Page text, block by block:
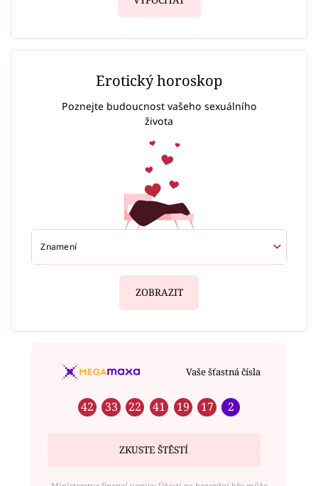
Erotický horoskop
Poznejte budoucnost vašeho sexuálního
života
ZOBRAZIT
Vaše šťastná čísla
42 33 22 41 19 17 2
ZKUSTE ŠTĚSTÍ